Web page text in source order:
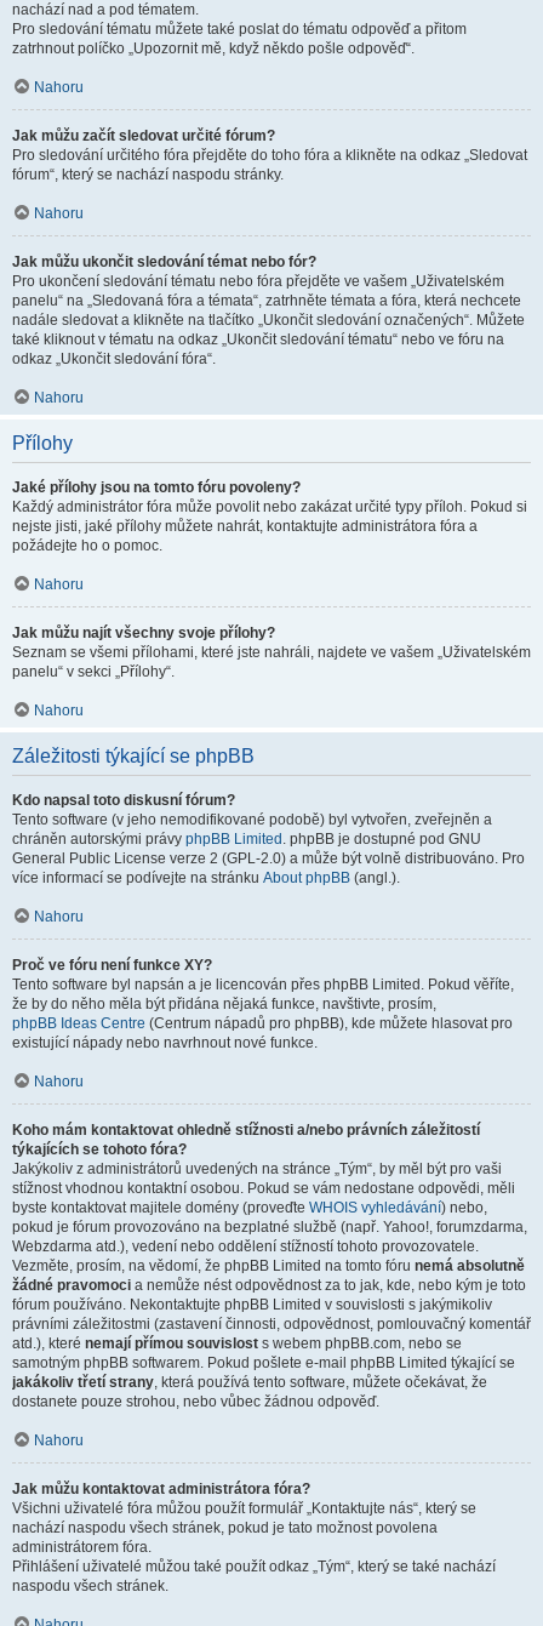
nachází nad a pod tématem.
Pro sledování tématu můžete také poslat do tématu odpověď a přitom
zatrhnout políčko „Upozornit mě, když někdo pošle odpověď“.
Nahoru
Jak můžu začít sledovat určité fórum?
Pro sledování určitého fóra přejděte do toho fóra a klikněte na odkaz „Sledovat
fórum“, který se nachází naspodu stránky.
Nahoru
Jak můžu ukončit sledování témat nebo fór?
Pro ukončení sledování tématu nebo fóra přejděte ve vašem „Uživatelském
panelu“ na „Sledovaná fóra a témata“, zatrhněte témata a fóra, která nechcete
nadále sledovat a klikněte na tlačítko „Ukončit sledování označených“. Můžete
také kliknout v tématu na odkaz „Ukončit sledování tématu“ nebo ve fóru na
odkaz „Ukončit sledování fóra“.
Nahoru
Přílohy
Jaké přílohy jsou na tomto fóru povoleny?
Každý administrátor fóra může povolit nebo zakázat určité typy příloh. Pokud si
nejste jisti, jaké přílohy můžete nahrát, kontaktujte administrátora fóra a
požádejte ho o pomoc.
Nahoru
Jak můžu najít všechny svoje přílohy?
Seznam se všemi přílohami, které jste nahráli, najdete ve vašem „Uživatelském
panelu“ v sekci „Přílohy“.
Nahoru
Záležitosti týkající se phpBB
Kdo napsal toto diskusní fórum?
Tento software (v jeho nemodifikované podobě) byl vytvořen, zveřejněn a
chráněn autorskými právy phpBB Limited . phpBB je dostupné pod GNU
General Public License verze 2 (GPL-2.0) a může být volně distribuováno. Pro
více informací se podívejte na stránku About phpBB (angl.).
Nahoru
Proč ve fóru není funkce XY?
Tento software byl napsán a je licencován přes phpBB Limited. Pokud věříte,
že by do něho měla být přidána nějaká funkce, navštivte, prosím,
phpBB Ideas Centre (Centrum nápadů pro phpBB), kde můžete hlasovat pro
existující nápady nebo navrhnout nové funkce.
Nahoru
Koho mám kontaktovat ohledně stížnosti a/nebo právních záležitostí
týkajících se tohoto fóra?
Jakýkoliv z administrátorů uvedených na stránce „Tým“, by měl být pro vaši
stížnost vhodnou kontaktní osobou. Pokud se vám nedostane odpovědi, měli
byste kontaktovat majitele domény (proveďte WHOIS vyhledávání) nebo,
pokud je fórum provozováno na bezplatné službě (např. Yahoo!, forumzdarma,
Webzdarma atd.), vedení nebo oddělení stížností tohoto provozovatele.
Vezměte, prosím, na vědomí, že phpBB Limited na tomto fóru nemá absolutně
žádné pravomoci a nemůže nést odpovědnost za to jak, kde, nebo kým je toto
fórum používáno. Nekontaktujte phpBB Limited v souvislosti s jakýmikoliv
právními záležitostmi (zastavení činnosti, odpovědnost, pomlouvačný komentář
atd.), které nemají přímou souvislost s webem phpBB.com, nebo se
samotným phpBB softwarem. Pokud pošlete e-mail phpBB Limited týkající se
jakákoliv třetí strany, která používá tento software, můžete očekávat, že
dostanete pouze strohou, nebo vůbec žádnou odpověď.
Nahoru
Jak můžu kontaktovat administrátora fóra?
Všichni uživatelé fóra můžou použít formulář „Kontaktujte nás“, který se
nachází naspodu všech stránek, pokud je tato možnost povolena
administrátorem fóra.
Přihlášení uživatelé můžou také použít odkaz „Tým“, který se také nachází
naspodu všech stránek.